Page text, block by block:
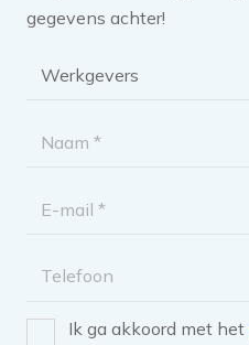
gegevens achter!
Brochure
Naam
Telefoon
Instemming*
Ik ga akkoord met het